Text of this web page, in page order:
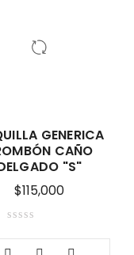
GENERICA
CAÑO
"S"
$115,000